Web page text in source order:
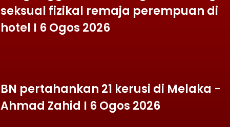
seksual fizikal remaja perempuan di
hotel I 6 Ogos 2026
BN pertahankan 21 kerusi di Melaka -
Ahmad Zahid I 6 Ogos 2026